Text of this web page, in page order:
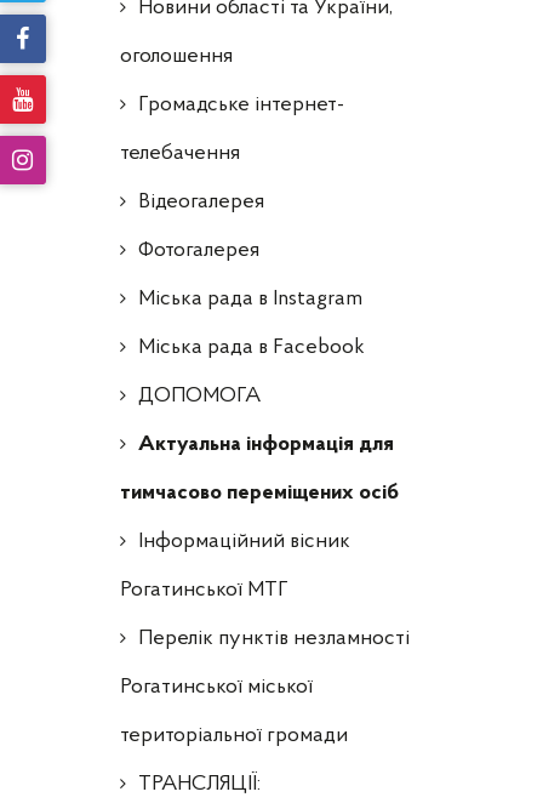
Новини області та України,
оголошення
Громадське інтернет-
телебачення
Відеогалерея
Фотогалерея
Міська рада в Instagram
Міська рада в Facebook
ДОПОМОГА
Актуальна інформація для
тимчасово переміщених осіб
Інформаційний вісник
Рогатинської МТГ
Перелік пунктів незламності
Рогатинської міської
територіальної громади
ТРАНСЛЯЦІЇ: